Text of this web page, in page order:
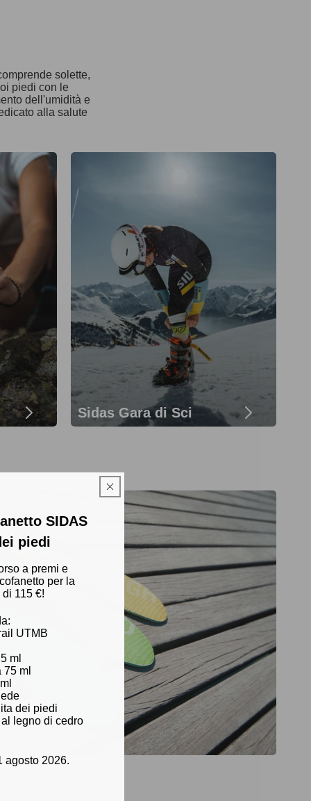
solette,
piedi con le
dell'umidità e
alla salute
Sidas Gara di Sci
SIDAS
piedi
a premi e
per la
115 €!
UTMB
ml
ml
dei piedi
legno di cedro
agosto 2026.